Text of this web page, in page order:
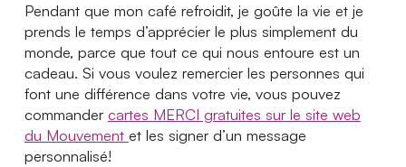
Pendant que mon café refroidit, je goûte la vie et je
prends le temps d’apprécier le plus simplement du
monde, parce que tout ce qui nous entoure est un
cadeau. Si vous voulez remercier les personnes qui
font une différence dans votre vie, vous pouvez
commander cartes MERCI gratuites sur le site web
du Mouvement et les signer d’un message
personnalisé!